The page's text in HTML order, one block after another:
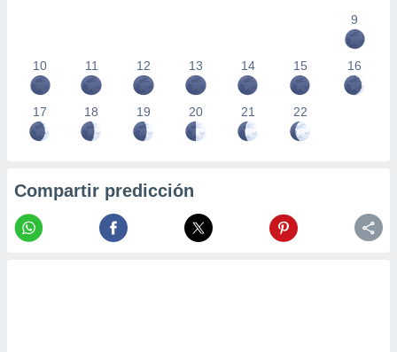
9
10 11 12 13 14 15 16
17 18 19 20 21 22
Compartir predicción